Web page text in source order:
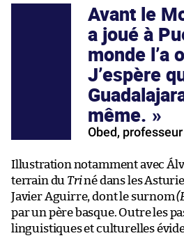
Avant le
a joué à
monde l’a
J’espère
même.
Obed,
Illustration notamment avec
terrain du Triné dans les
Javier Aguirre, dont le surnom
par un père basque. Outre les
linguistiques et culturelles